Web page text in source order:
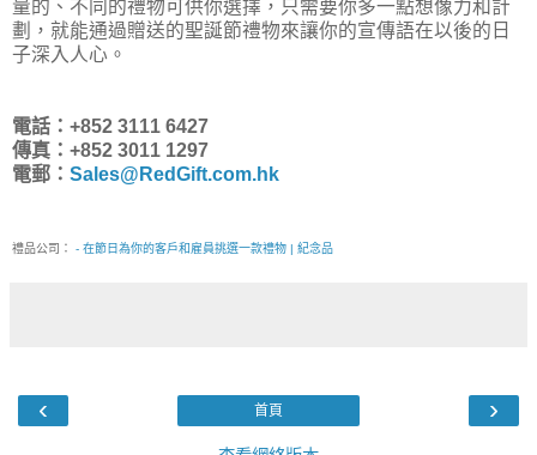
量的、不同的禮物可供你選擇，只需要你多一點想像力和計
劃，就能通過贈送的聖誕節禮物來讓你的宣傳語在以後的日
子深入人心。
電話：+852 3111 6427
傳真：+852 3011 1297
電郵： Sales@RedGift.com.hk
禮品公司： - 在節日為你的客戶和雇員挑選一款禮物 | 紀念品
‹ ›
首頁